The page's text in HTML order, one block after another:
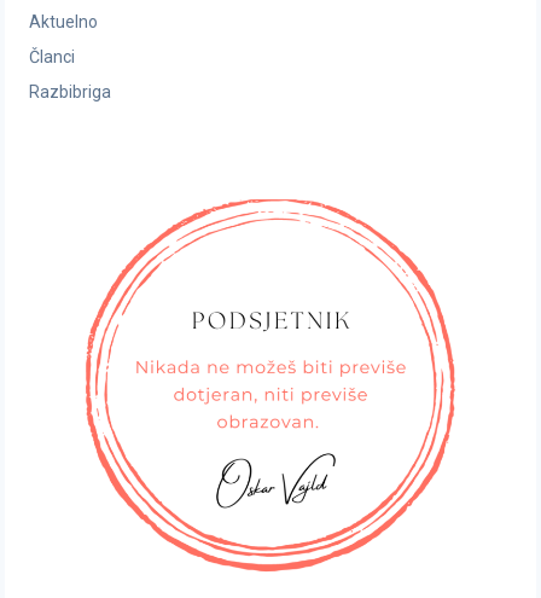
Aktuelno
Članci
Razbibriga